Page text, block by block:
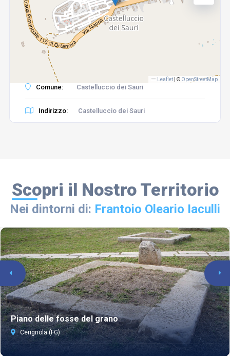
Leaflet © OpenStreetMap
Comune: Castelluccio dei Sauri
Indirizzo: Castelluccio dei Sauri
Scopri il Nostro Territorio
Nei dintorni di: Frantoio Oleario Iaculli
Piano delle fosse del grano
Cerignola (FG)